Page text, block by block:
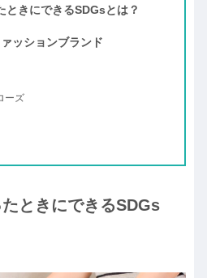
ときにできるSDGsとは？
ッションブランド
ーズ
ときにできるSDGs